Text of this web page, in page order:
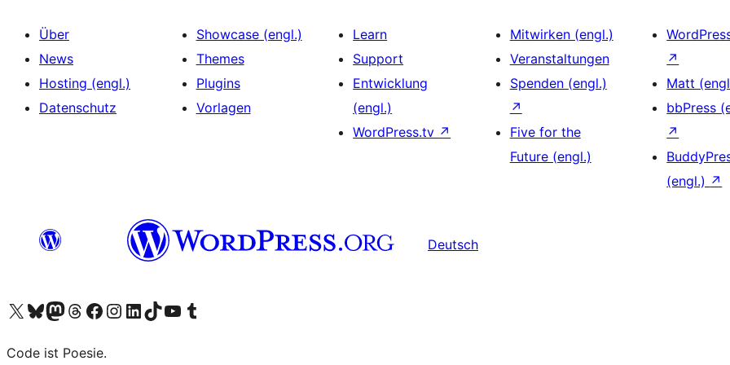
Über
News
Hosting (engl.)
Datenschutz
Showcase (engl.)
Themes
Plugins
Vorlagen
Learn
Support
Entwicklung
(engl.)
WordPress.tv ↗
Mitwirken (engl.)
Veranstaltungen
Spenden (engl.)
↗
Five for the
Future (engl.)
↗
Matt
bbPress
↗
(engl.) ↗
Deutsch
Unser X-Konto (früher Twitter) besuchen
Unser Bluesky-Konto besuchen
Unser Mastodon-Konto besuchen
Unser Threads-Konto besuchen
Unsere Facebook-Seite besuchen
Unser Instagram-Konto besuchen
Unser LinkedIn-Konto besuchen
Unser TikTok-Konto besuchen
Unseren YouTube-Kanal besuchen
Unser Tumblr-Konto besuchen
Code ist Poesie.